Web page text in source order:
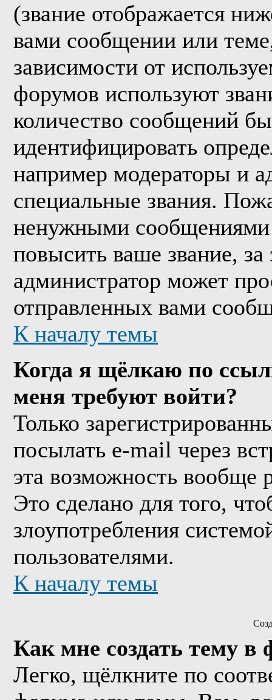
(звание отображается
вами сообщении или
зависимости от
форумов используют
количество сообщений
идентифицировать
например модераторы и
специальные звания.
ненужными сообщениями
повысить ваше звание, за
администратор может
отправленных вами
К началу темы
Когда я щёлкаю по
меня требуют войти?
Только
посылать e-mail через
эта возможность вообще
Это сделано для того,
злоупотребления
пользователями.
К началу темы
Как мне создать тему в
Легко, щёлкните по